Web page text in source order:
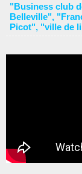
"Business club
Belleville",
Picot", "ville de